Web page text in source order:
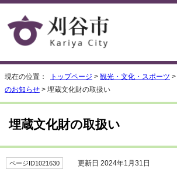
現在の位置： トップページ > 観光・文化・スポーツ >
のお知らせ > 埋蔵文化財の取扱い
埋蔵文化財の取扱い
ページID1021630 更新日 2024年1月31日